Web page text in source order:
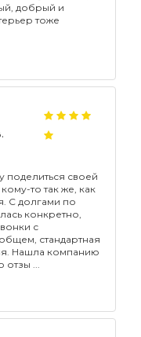
добрый и
тоже
поделиться своей
то так же, как
С долгами по
конкретно,
с
стандартная
Нашла компанию
отзы